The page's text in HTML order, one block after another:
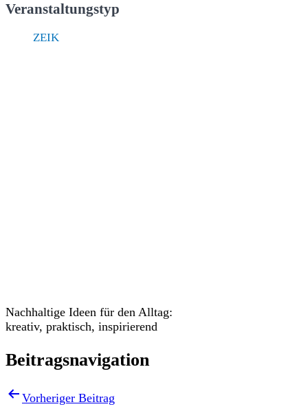
Veranstaltungstyp
ZEIK
Nachhaltige Ideen für den Alltag:
kreativ, praktisch, inspirierend
Beitragsnavigation
Vorheriger Beitrag